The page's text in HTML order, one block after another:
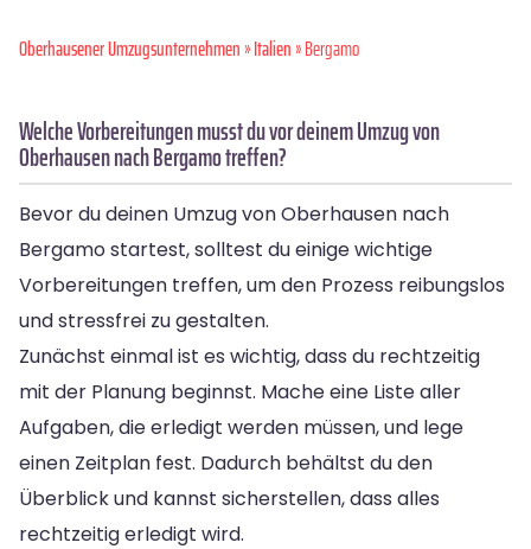
Oberhausener Umzugsunternehmen»Italien» Bergamo
Welche Vorbereitungen musst du vor deinem Umzug von
Oberhausen nach Bergamo treffen?
Bevor du deinen Umzug von Oberhausen nach
Bergamo startest, solltest du einige wichtige
Vorbereitungen treffen, um den Prozess reibungslos
und stressfrei zu gestalten.
Zunächst einmal ist es wichtig, dass du rechtzeitig
mit der Planung beginnst. Mache eine Liste aller
Aufgaben, die erledigt werden müssen, und lege
einen Zeitplan fest. Dadurch behältst du den
Überblick und kannst sicherstellen, dass alles
rechtzeitig erledigt wird.